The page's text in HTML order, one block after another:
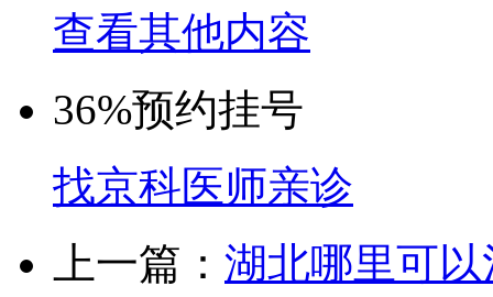
查看其他内容
36%预约挂号
找京科医师亲诊
上一篇： 湖北哪里可